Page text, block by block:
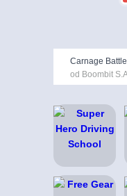
Carnage
od Boombit